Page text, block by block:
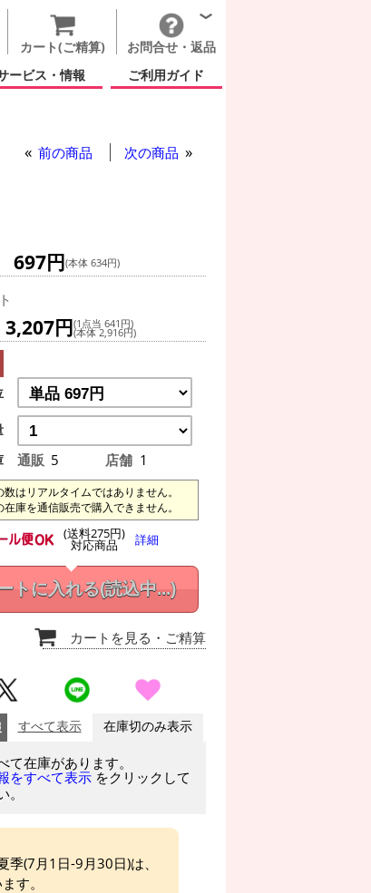
カート(ご精算)
お問合せ・返品
ービス・情報 ご利用ガイド
前の商品 次の商品
697円(本体 634円)
3,207円(1点当 641円)
(本体 2,916円)
通販 5 店舗 1
数はリアルタイムではありません。
在庫を通信販売で購入できません。
(送料275円)
対応商品 詳細
トに入れる(読込中...)
カートを見る ・ご精算
すべて表示 在庫切のみ表示
て在庫があります。
をすべて表示 をクリックして
。
季(7月1日-9月30日)は、
す。